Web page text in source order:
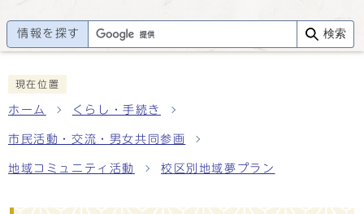
情報を探す 検索
現在位置
ホーム くらし・手続き
市民活動・交流・男女共同参画
地域コミュニティ活動 校区別地域夢プラン